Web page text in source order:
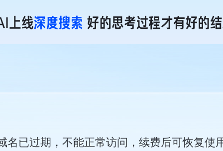
名已过期，不能正常访问，续费后可恢复使